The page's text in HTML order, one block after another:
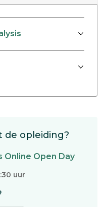
de opleiding?
Online Open Day
uur